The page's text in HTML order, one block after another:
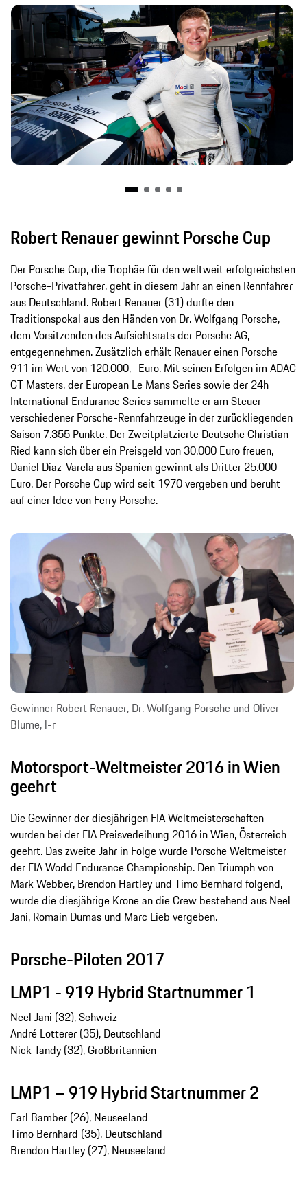
Robert Renauer gewinnt Porsche Cup
Der Porsche Cup, die Trophäe für den weltweit erfolgreichsten
Porsche-Privatfahrer, geht in diesem Jahr an einen Rennfahrer
aus Deutschland. Robert Renauer (31) durfte den
Traditionspokal aus den Händen von Dr. Wolfgang Porsche,
dem Vorsitzenden des Aufsichtsrats der Porsche AG,
entgegennehmen. Zusätzlich erhält Renauer einen Porsche
911 im Wert von 120.000,- Euro. Mit seinen Erfolgen im ADAC
GT Masters, der European Le Mans Series sowie der 24h
International Endurance Series sammelte er am Steuer
verschiedener Porsche-Rennfahrzeuge in der zurückliegenden
Saison 7.355 Punkte. Der Zweitplatzierte Deutsche Christian
Ried kann sich über ein Preisgeld von 30.000 Euro freuen,
Daniel Diaz-Varela aus Spanien gewinnt als Dritter 25.000
Euro. Der Porsche Cup wird seit 1970 vergeben und beruht
auf einer Idee von Ferry Porsche.
Gewinner Robert Renauer, Dr. Wolfgang Porsche und Oliver
Blume, l-r
Motorsport-Weltmeister 2016 in Wien
geehrt
Die Gewinner der diesjährigen FIA Weltmeisterschaften
wurden bei der FIA Preisverleihung 2016 in Wien, Österreich
geehrt. Das zweite Jahr in Folge wurde Porsche Weltmeister
der FIA World Endurance Championship. Den Triumph von
Mark Webber, Brendon Hartley und Timo Bernhard folgend,
wurde die diesjährige Krone an die Crew bestehend aus Neel
Jani, Romain Dumas und Marc Lieb vergeben.
Porsche-Piloten 2017
LMP1 - 919 Hybrid Startnummer 1
Neel Jani (32), Schweiz
André Lotterer (35), Deutschland
Nick Tandy (32), Großbritannien
LMP1 – 919 Hybrid Startnummer 2
Earl Bamber (26), Neuseeland
Timo Bernhard (35), Deutschland
Brendon Hartley (27), Neuseeland